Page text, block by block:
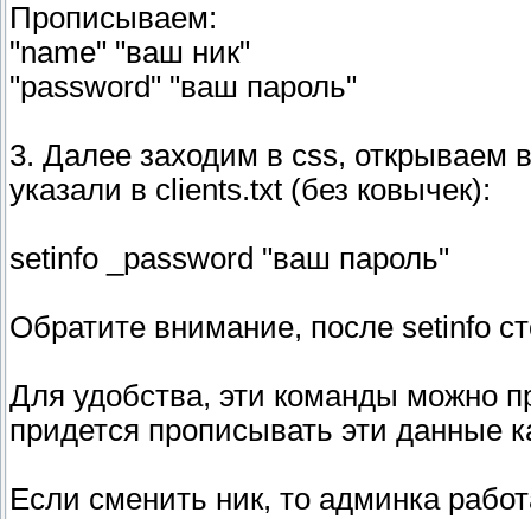
Прописываем:
"name" "ваш ник"
"password" "ваш пароль"
3. Далее заходим в css, открываем
указали в clients.txt (без ковычек):
setinfo _password "ваш пароль"
Обратите внимание, после setinfo
Для удобства, эти команды можно
придется прописывать эти данные
Если сменить ник, то админка